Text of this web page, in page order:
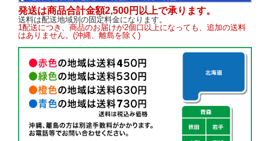
発送は商品合計金額2,500円以上で承ります。
送料は配送地域別の固定料金になります。
1配送につき、商品のお届けが2個口以上になっても、追加の送料
はありません。(沖縄、離島を除く)